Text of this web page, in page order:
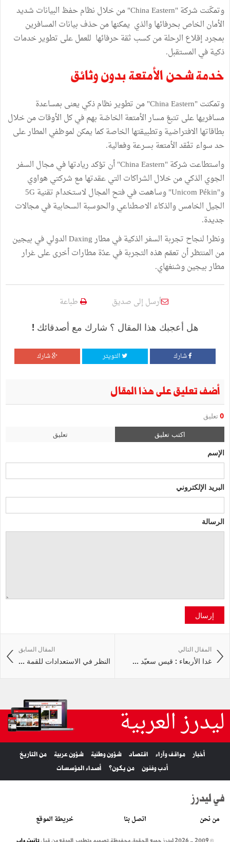
وتمكّنت شركة "China Eastern" من خلال نظام حفظ البيانات شديد
الأمان الخاص بحرفائها والذي يمكنها من حذف بيانات المسافرين
بمجرد إقلاع الرحلة من كسب ثقة حرفائها للعمل على تطوير خدمات
ذكية في المستقبل.
خدمة شحن الأمتعة بدون وثائق
وتمكنت "China Eastern" من تطوير نظام ذكي يعنى بمساعدة
مسافريها على تتبعّ مسار الأمتعة الخاصّة بهم في كل الأوقات من خلال
بطاقاتها الافتراضية وتطبيقتها الخاصة كما يمكن لموظفي المطار على
حد سواء تفّقد الأمتعة بسرعة وفعالية.
واستطاعت شركة "China Eastern" أن تؤكد ريادتها في مجال السفر
الجوي الذكي من خلال الشراكات التي عقدتها مع شركتي هواوي
و"Unicom Pékin" وساهمت في فتح المجال لاستخدام تقنية 5G
الجيل الخامس والذكاء الاصطناعي والحوسبة السحابية في مجالات
جديدة.
ونظرا لنجاح تجربة السفر الذكية في مطار Daxing الدولي في بيجين
من المنتظر أن تعمّم هذه التجربة في عدّة مطارات أخرى على غرار
مطار بيجين وشنغهاي.
أرسل إلى صديق طباعة
هل أعجبك هذا المقال ؟ شارك مع أصدقائك !
شارك التويتر شارك
أضف تعليق على هذا المقال
0 تعليق
اكتب تعليق تعليق
الإسم
البريد الإلكتروني
الرسالة
إرسال
المقال السابق
النظر في الاستعدادات للقمة ...
المقال التالي
غدا الأربعاء : قيس سعيّد ...
ليدرز العربية
أخبار مواقف وآراء اقتصاد شؤون وطنية شؤون عربية
من التاريخ
أدب وفنون
من يكون؟ أصداء المؤسسات
في ليدرز
من نحن اتصل بنا خريطة الموقع